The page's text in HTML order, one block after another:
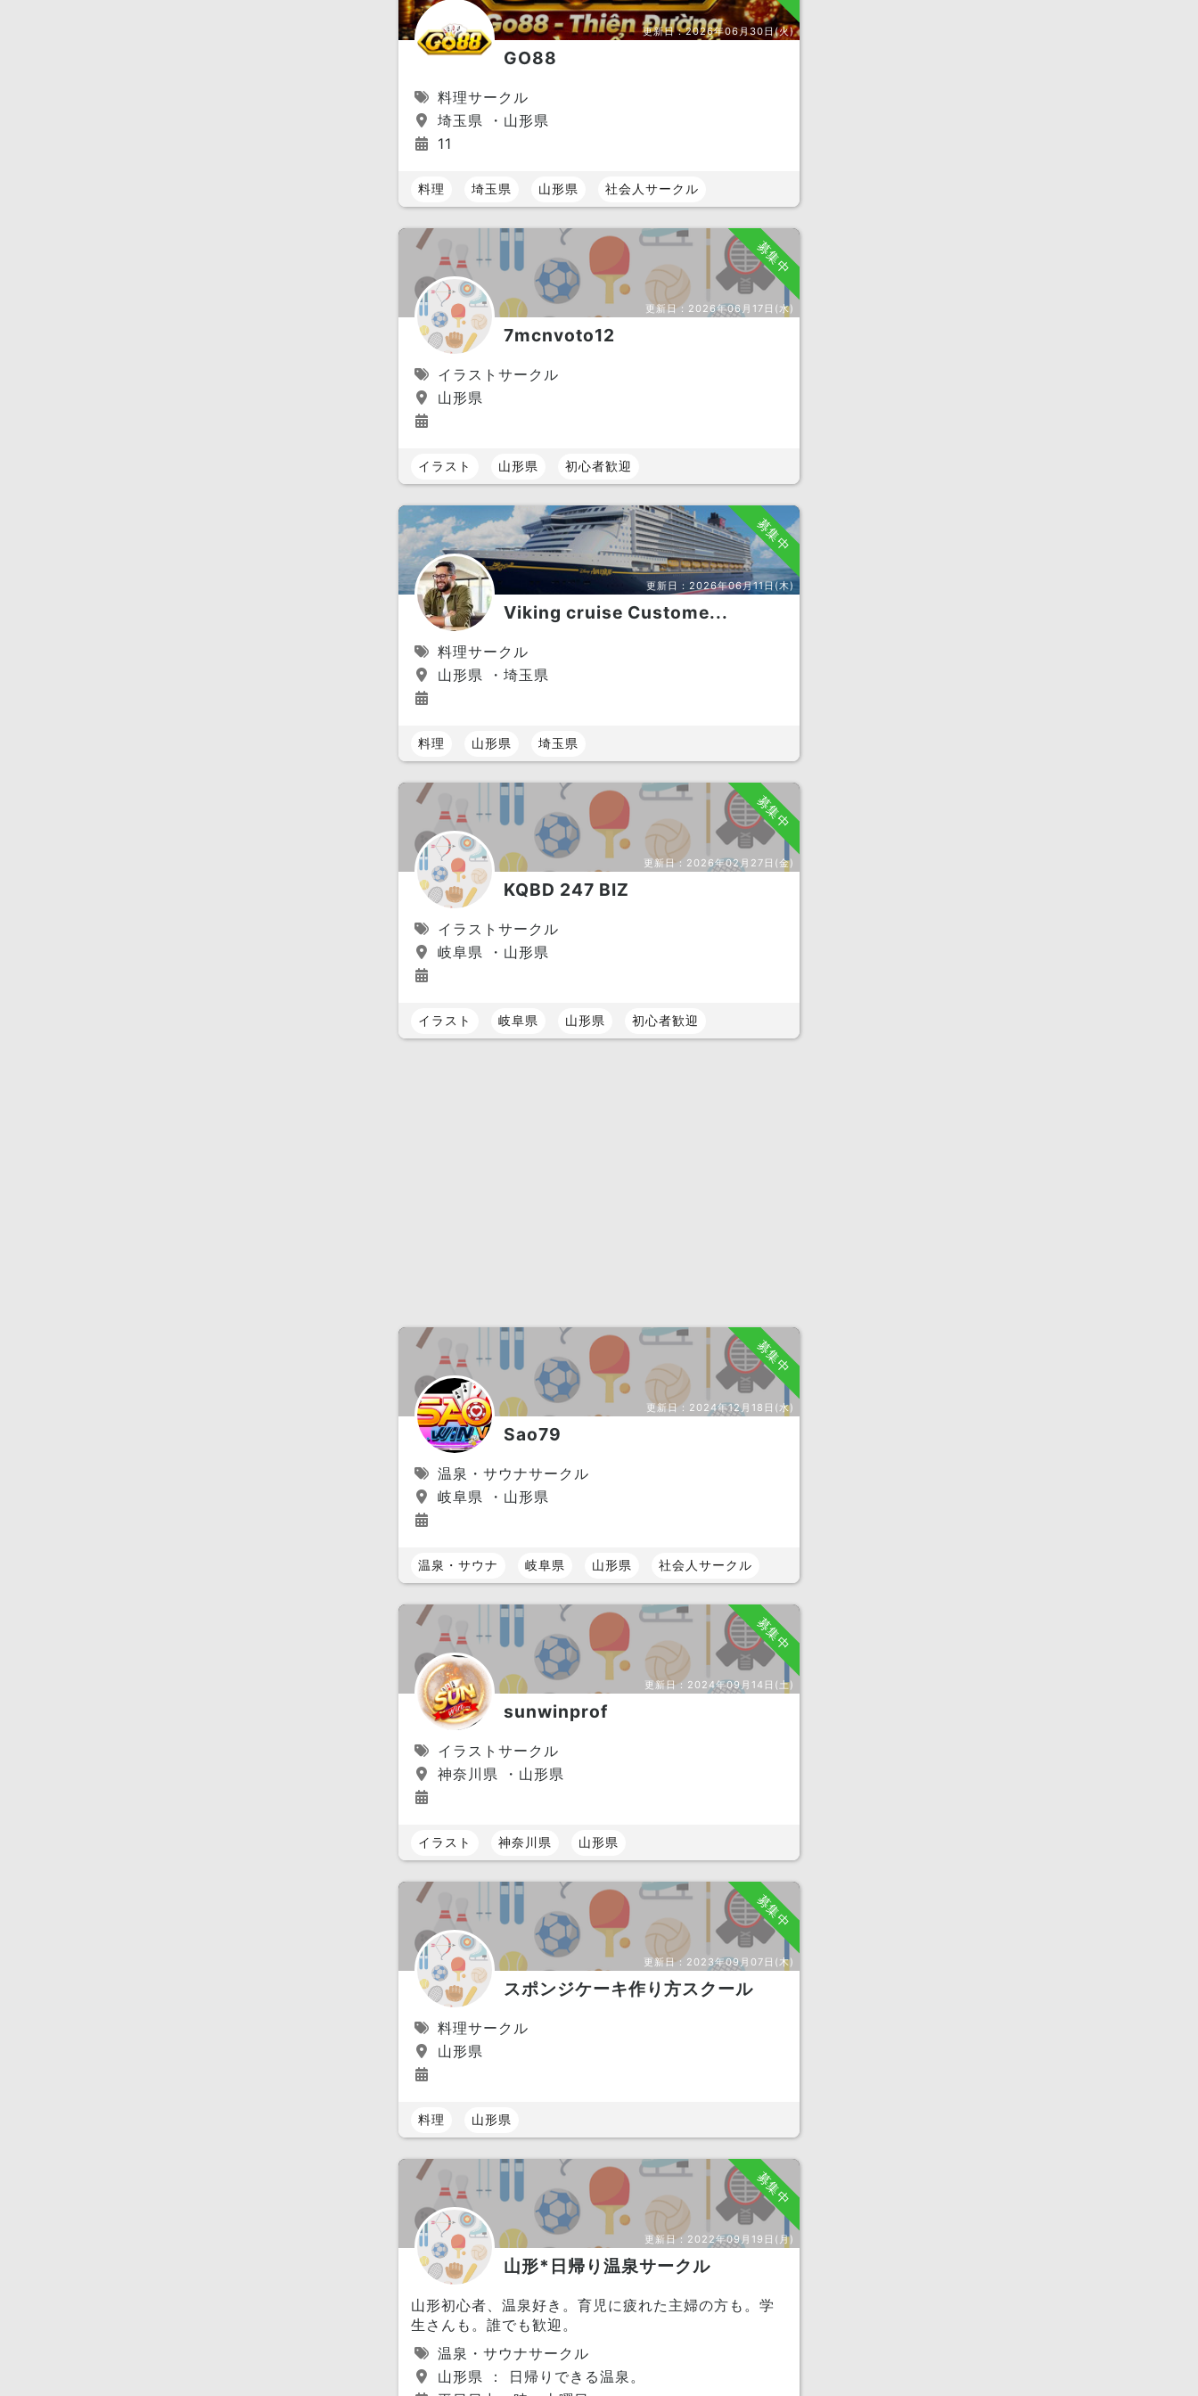
更新日：2026年06月30日(火)
GO88
料理サークル
埼玉県 ・山形県
11
料理 埼玉県 山形県 社会人サークル
募集中
更新日： 2026年06月17日(水)
7mcnvoto12
イラストサークル
山形県
イラスト 山形県 初心者歓迎
募集中
更新日： 2026年06月11日(木)
Viking cruise Custome...
料理サークル
山形県 ・埼玉県
料理 山形県 埼玉県
募集中
更新日： 2026年02月27日(金)
KQBD 247 BIZ
イラストサークル
岐阜県 ・山形県
イラスト 岐阜県 山形県 初心者歓迎
募集中
更新日： 2024年12月18日(水)
Sao79
温泉・サウナサークル
岐阜県 ・山形県
温泉・サウナ 岐阜県 山形県 社会人サークル
募集中
更新日： 2024年09月14日(土)
sunwinprof
イラストサークル
神奈川県 ・山形県
イラスト 神奈川県 山形県
募集中
更新日： 2023年09月07日(木)
スポンジケーキ作り方スクール
料理サークル
山形県
料理 山形県
募集中
更新日： 2022年09月19日(月)
山形*日帰り温泉サークル
山形初心者、温泉好き。育児に疲れた主婦の方も。学
生さんも。誰でも歓迎。
温泉・サウナサークル
山形県 ： 日帰りできる温泉。